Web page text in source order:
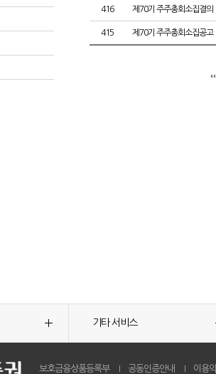
416 제70기 주주총회소집결의
415 제70기 주주총회소집공고
기타 서비스
보호금융상품등록부 공동인증안내 이용